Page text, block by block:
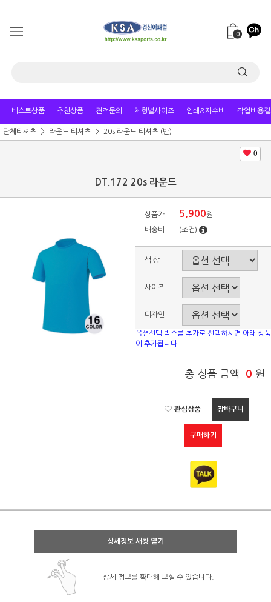
0
베스트상품 추천상품 견적문의 체형별사이즈 인쇄&자수비 작업비용
단체티셔츠 라운드 티셔츠 20s 라운드 티셔츠 (반)
0
DT.172 20s 라운드
상품가 5,900원
배송비 (조건)
색 상
사이즈
디자인
옵션선택 박스를 추가로 선택하시면 아래 상품
이 추가됩니다.
총 상품 금액 0 원
관심상품 장바구니
구매하기
상세정보 새창 열기
상세 정보를 확대해 보실 수 있습니다.